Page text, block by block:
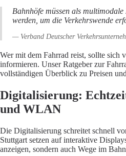
Bahnhöfe müssen als
werden, um die Verkehrswende
— Verband Deutscher
Wer mit dem Fahrrad reist, sollte sich
informieren. Unser Ratgeber zur
vollständigen Überblick zu Preisen
Digitalisierung:
und WLAN
Die Digitalisierung schreitet schnell
Stuttgart setzen auf interaktive
anzeigen, sondern auch Wege im